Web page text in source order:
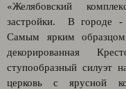
«Желябовский
застройки. В городе -
Самым ярким образцом
декорированная
ступообразный силуэт
церковь с ярусной